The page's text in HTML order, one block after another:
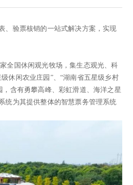
、验票核销的一站式解决方案，实现
全国休闲观光牧场，集生态观光、科
休闲农业庄园”、“湖南省五星级乡村
含有勇攀高峰、彩虹滑道、海洋之星
统为其提供整体的智慧票务管理系统